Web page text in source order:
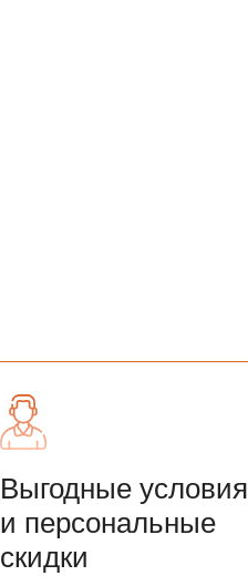
Выгодные условия
и персональные
скидки